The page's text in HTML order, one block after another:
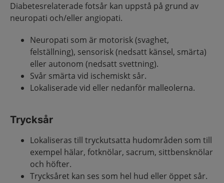
Diabetesrelaterade fotsår kan uppstå på grund av
neuropati och/eller angiopati.
Neuropati som är motorisk (svaghet,
felställning), sensorisk (nedsatt känsel, smärta)
eller autonom (nedsatt svettning).
Svår smärta vid ischemiskt sår.
Lokaliserade vid eller nedanför malleolerna.
Trycksår
Lokaliseras till tryckutsatta hudområden som till
exempel hälar, fotknölar, sacrum, sittbensknölar
och höfter.
Trycksåret kan ses som hel hud eller öppet sår.